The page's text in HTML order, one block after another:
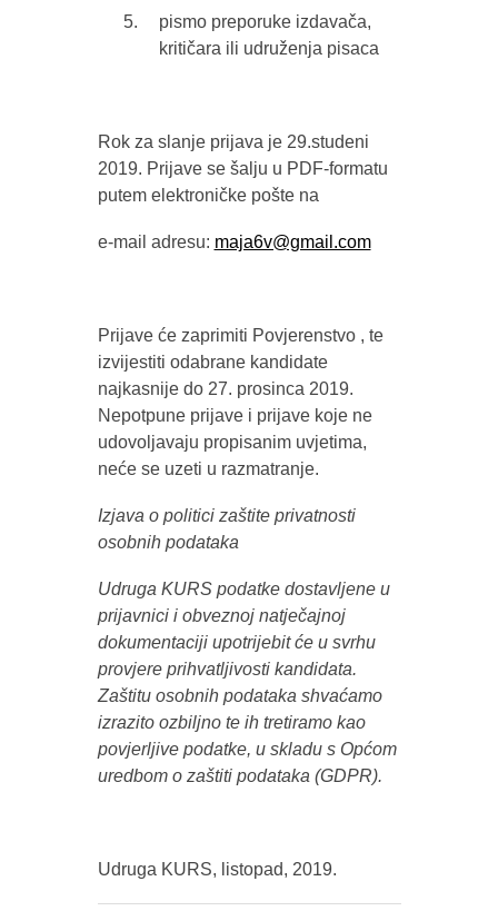
pismo preporuke izdavača,
kritičara ili udruženja pisaca
Rok za slanje prijava je 29.studeni
2019. Prijave se šalju u PDF-formatu
putem elektroničke pošte na
e-mail adresu: maja6v@gmail.com
Prijave će zaprimiti Povjerenstvo , te
izvijestiti odabrane kandidate
najkasnije do 27. prosinca 2019.
Nepotpune prijave i prijave koje ne
udovoljavaju propisanim uvjetima,
neće se uzeti u razmatranje.
Izjava o politici zaštite privatnosti
osobnih podataka
Udruga KURS podatke dostavljene u
prijavnici i obveznoj natječajnoj
dokumentaciji upotrijebit će u svrhu
provjere prihvatljivosti kandidata.
Zaštitu osobnih podataka shvaćamo
izrazito ozbiljno te ih tretiramo kao
povjerljive podatke, u skladu s Općom
uredbom o zaštiti podataka (GDPR).
Udruga KURS, listopad, 2019.